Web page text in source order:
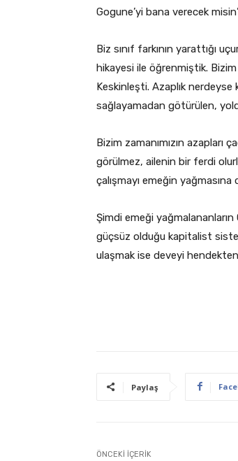
Gogune’yi bana verecek
Biz sınıf farkının yarattığı
hikayesi ile öğrenmiştik. Bizim
Keskinleşti. Azaplık
sağlayamadan götürülen,
Bizim zamanımızın azapları
görülmez, ailenin bir ferdi
çalışmayı emeğin
Şimdi emeği
güçsüz olduğu kapitalist
ulaşmak ise deveyi
Paylaş
ÖNCEKI İÇERIK